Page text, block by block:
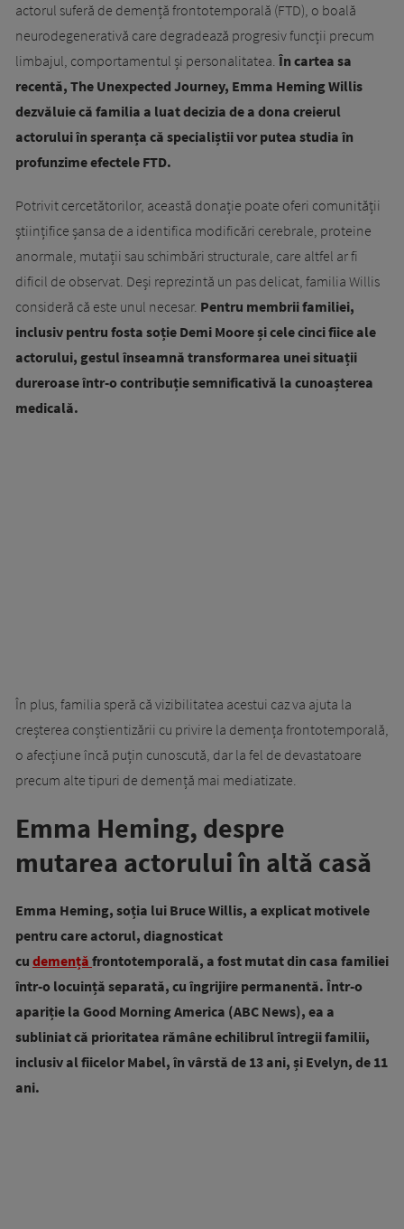
actorul suferă de demență frontotemporală (FTD), o boală
neurodegenerativă care degradează progresiv funcții precum
limbajul, comportamentul și personalitatea. În cartea sa
recentă, The Unexpected Journey, Emma Heming Willis
dezvăluie că familia a luat decizia de a dona creierul
actorului în speranța că specialiștii vor putea studia în
profunzime efectele FTD.
Potrivit cercetătorilor, această donație poate oferi comunității
științifice șansa de a identifica modificări cerebrale, proteine
anormale, mutații sau schimbări structurale, care altfel ar fi
dificil de observat. Deși reprezintă un pas delicat, familia Willis
consideră că este unul necesar. Pentru membrii familiei,
inclusiv pentru fosta soție Demi Moore și cele cinci fiice ale
actorului, gestul înseamnă transformarea unei situații
dureroase într-o contribuție semnificativă la cunoașterea
medicală.
În plus, familia speră că vizibilitatea acestui caz va ajuta la
creșterea conștientizării cu privire la demența frontotemporală,
o afecțiune încă puțin cunoscută, dar la fel de devastatoare
precum alte tipuri de demență mai mediatizate.
Emma Heming, despre
mutarea actorului în altă casă
Emma Heming, soția lui Bruce Willis, a explicat motivele
pentru care actorul, diagnosticat
cu demență frontotemporală, a fost mutat din casa familiei
într-o locuință separată, cu îngrijire permanentă. Într-o
apariție la Good Morning America (ABC News), ea a
subliniat că prioritatea rămâne echilibrul întregii familii,
inclusiv al fiicelor Mabel, în vârstă de 13 ani, și Evelyn, de 11
ani.